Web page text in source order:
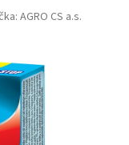
AGRO CS a.s.